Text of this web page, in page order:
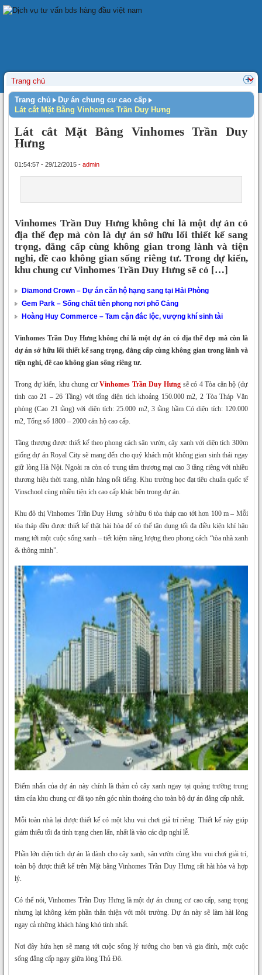
Trang chủ
Dự án chung cư cao cấp
Lát cắt Mặt Bằng Vinhomes Trần Duy Hưng
Lát cắt Mặt Bằng Vinhomes Trần Duy
Hưng
01:54:57 - 29/12/2015 - admin
Vinhomes Trần Duy Hưng không chỉ là một dự án có
địa thế đẹp mà còn là dự án sở hữu lối thiết kế sang
trọng, đẳng cấp cùng không gian trong lành và tiện
nghi, đề cao không gian sống riêng tư. Trong dự kiến,
khu chung cư Vinhomes Trần Duy Hưng sẽ có […]
Diamond Crown – Dự án căn hộ hạng sang tại Hải Phòng
Gem Park – Sống chất tiên phong nơi phố Cảng
Hoàng Huy Commerce – Tam cận đắc lộc, vượng khí sinh tài
Vinhomes Trần Duy Hưng không chỉ là một dự án có địa thế đẹp mà còn là
dự án sở hữu lối thiết kế sang trọng, đẳng cấp cùng không gian trong lành và
tiện nghi, đề cao không gian sống riêng tư.
Trong dự kiến, khu chung cưVinhomes Trần Duy Hưng sẽ có 4 Tòa căn hộ (dự
tính cao 21 – 26 Tầng) với tổng diện tích khoảng 150.000 m2, 2 Tòa Tháp Văn
phòng (Cao 21 tầng) với diện tích: 25.000 m2, 3 tầng hầm Có diện tích: 120.000
m2, Tổng số 1800 – 2000 căn hộ cao cấp.
Tầng thượng được thiết kế theo phong cách sân vườn, cây xanh với diện tích 300m
giống dự án Royal City sẽ mang đến cho quý khách một không gian sinh thái ngay
giữ lòng Hà Nội. Ngoài ra còn có trung tâm thương mại cao 3 tầng riêng với nhiều
thương hiệu thời trang, nhãn hàng nổi tiếng. Khu trường học đạt tiêu chuẩn quốc tế
Vinschool cùng nhiều tiện ích cao cấp khác bên trong dự án.
Khu đô thị Vinhomes Trần Duy Hưng sở hữu 6 tòa tháp cao tới hơn 100 m – Mỗi
tòa tháp đều được thiết kế thật hài hòa để có thể tận dụng tối đa điều kiện khí hậu
mang tới một cuộc sống xanh – tiết kiệm năng lượng theo phong cách “tòa nhà xanh
& thông minh”.
Điểm nhấn của dự án này chính là thảm cỏ cây xanh ngay tại quảng trường trung
tâm của khu chung cư đã tạo nên góc nhìn thoáng cho toàn bộ dự án đẳng cấp nhất.
Mỗi toàn nhà lại được thiết kế có một khu vui chơi giả trí riêng. Thiết kế này giúp
giảm thiểu tối đa tình trạng chen lấn, nhất là vào các dịp nghỉ lễ.
Phần lớn diện tích dự án là dành cho cây xanh, sân vườn cùng khu vui chơi giải trí,
toàn bộ được thiết kế trên Mặt bằng Vinhomes Trần Duy Hưng rất hài hòa và hợp
lý.
Có thể nói, Vinhomes Trần Duy Hưng là một dự án chung cư cao cấp, sang trọng
nhưng lại không kém phần thân thiện với môi trường. Dự án này sẽ làm hài lòng
ngay cả những khách hàng khó tính nhất.
Nơi đây hứa hẹn sẽ mang tới cuộc sống lý tưởng cho bạn và gia đình, một cuộc
sống đẳng cấp ngay giữa lòng Thủ Đô.